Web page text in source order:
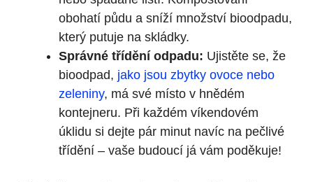
obohatí půdu a sníží množství bioodpadu,
který putuje na skládky.
Správné třídění odpadu: Ujistěte se, že
bioodpad, jako jsou zbytky ovoce nebo
zeleniny, má své místo v hnědém
kontejneru. Při každém víkendovém
úklidu si dejte pár minut navíc na pečlivé
třídění – vaše budoucí já vám poděkuje!